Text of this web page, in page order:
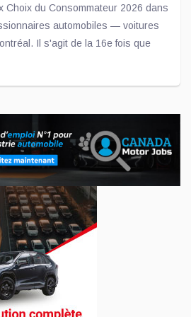
Choix du Consommateur 2026 dans
automobiles — voitures
Il s'agit de la 16e fois que
pour les jeunes : don
d'annoncer qu'un don de 10
un organisme essentiel
années et qui offre un
pour le SEMA Show 2026